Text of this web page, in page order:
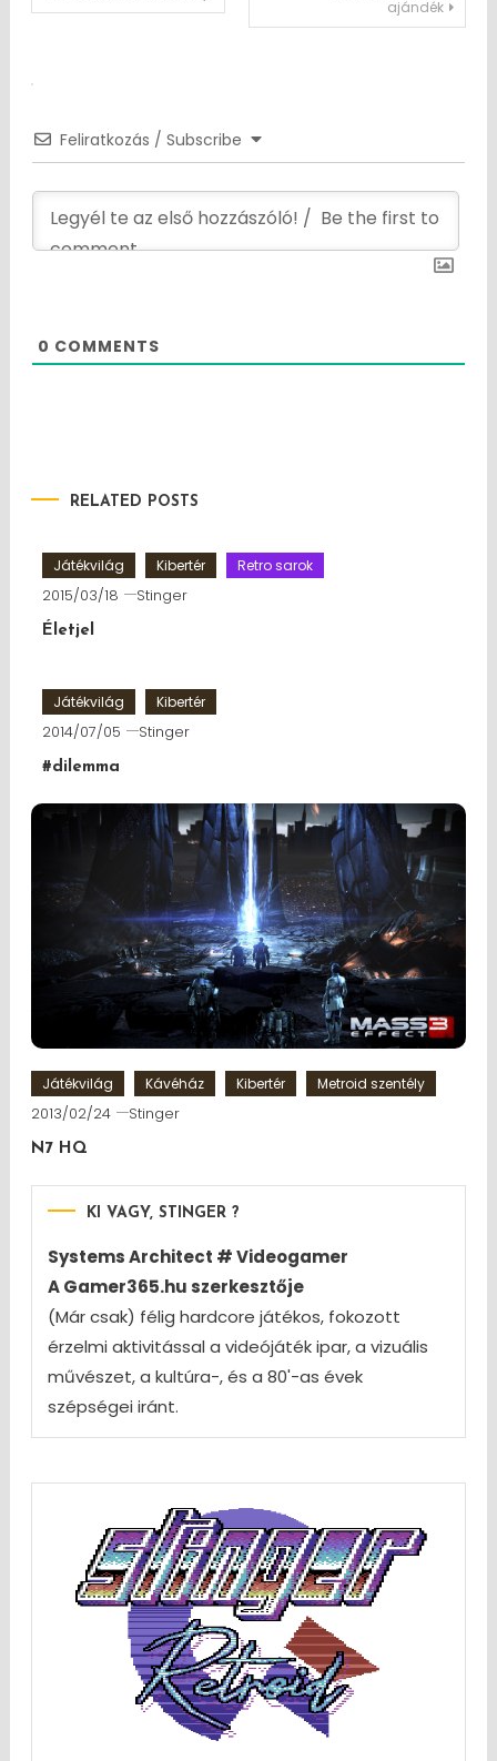
ajándék
Feliratkozás / Subscribe
0 COMMENTS
RELATED POSTS
Játékvilág Kibertér Retro sarok
2015/03/18 Stinger
Életjel
Játékvilág Kibertér
2014/07/05 Stinger
#dilemma
Játékvilág Kávéház Kibertér Metroid szentély
2013/02/24 Stinger
N7 HQ
KI VAGY, STINGER ?
Systems Architect # Videogamer
A Gamer365.hu szerkesztője
(Már csak) félig hardcore játékos, fokozott
érzelmi aktivitással a videójáték ipar, a vizuális
művészet, a kultúra-, és a 80'-as évek
szépségei iránt.